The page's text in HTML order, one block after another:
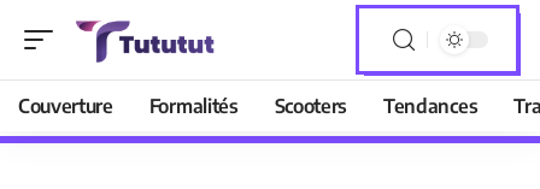
Couverture Formalités Scooters Tendances